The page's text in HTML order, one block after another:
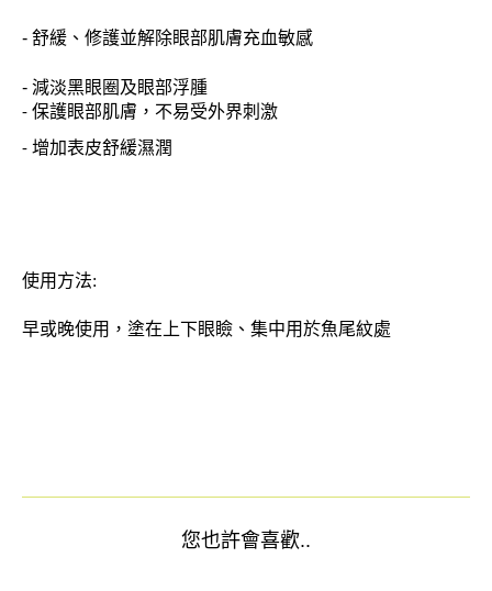
- 舒緩、修護並解除眼部肌膚充血敏感
- 減淡黑眼圈及眼部浮腫
- 保護眼部肌膚，不易受外界刺激
- 增加表皮舒緩濕潤
使用方法:
早或晚使用，塗在上下眼瞼、集中用於魚尾紋處
您也許會喜歡..